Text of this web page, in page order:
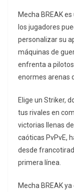
Mecha BREAK
los jugadores
personalizar su
máquinas de
enfrenta a
enormes arenas
Elige un Striker,
tus rivales en
victorias llenas
caóticas PvPvE,
desde
primera línea.
Mecha BREAK